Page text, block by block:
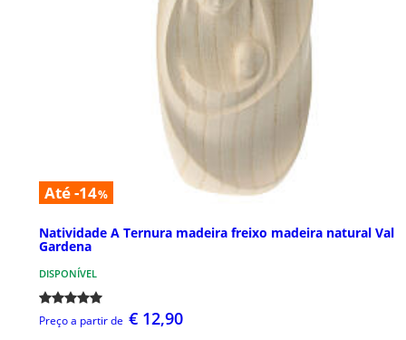
Até -14%
Natividade A Ternura madeira freixo madeira natural Val
Gardena
DISPONÍVEL
Preço a partir de € 12,90